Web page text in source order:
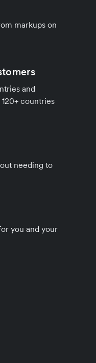
markups on
and
countries
needing to
you and your